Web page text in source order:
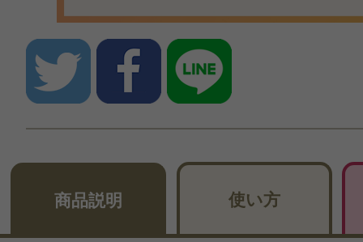
商品説明 使い方